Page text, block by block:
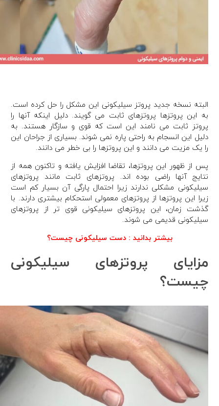
البته نسخه جدید پروتز سیلیکونی این مشکل را حل کرده است.
به این پروتزها پروتزهای ثابت می گویند. دلیل اینکه آنها را
پروتز ثابت می نامند این است که قوی و سازگار هستند. به
دلیل این انسجام به راحتی پاره نمی شوند. بسیاری از جراحان این
را یک مزیت می دانند و این پروتزها را بی خطر می دانند.
پس از ظهور این پروتزها، تقاضا افزایش یافته و تاکنون همه از
نتایج آنها راضی بوده اند. پروتزهای ثابت مانند پروتزهای
سیلیکونی مشکلی ندارند زیرا احتمال پارگی آن بسیار کم است
زیرا این پروتزها از پروتزهای معمولی استحکام بیشتری دارند. با
گذشت زمان، این پروتزهای سیلیکونی قوی تر از پروتزهای
سیلیکونی قدیمی می شوند.
بیشتر بدانید :دست سیلیکونی چیست؟
مزایای پروتزهای سیلیکونی
چیست؟